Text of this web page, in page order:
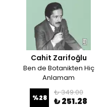
Cahit Zarifoğlu
Ben de Botanikten Hiç
Anlamam
%28
₺ 349.00
₺ 251.28